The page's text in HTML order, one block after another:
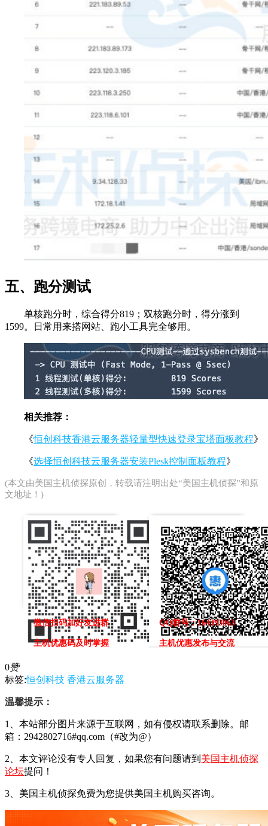
五、跑分测试
单核跑分时，综合得分819；双核跑分时，得分涨到
1599。日常用来搭网站、跑小工具完全够用。
相关推荐：
《恒创科技香港云服务器轻量型快速登录宝塔面板教程》
《选择恒创科技云服务器安装Plesk控制面板教程》
(本文由美国主机侦探原创，转载请注明出处“美国主机侦探”和原
文地址！)
微信扫码加好友进群
主机优惠码及时掌握
QQ群号：164393063
主机优惠发布与交流
0赞
标签:恒创科技 香港云服务器
温馨提示：
1、本站部分图片来源于互联网，如有侵权请联系删除。邮
箱：2942802716#qq.com（#改为@）
2、本文评论没有专人回复，如果您有问题请到 美国主机侦探
论坛提问！
3、美国主机侦探免费为您提供美国主机购买咨询。